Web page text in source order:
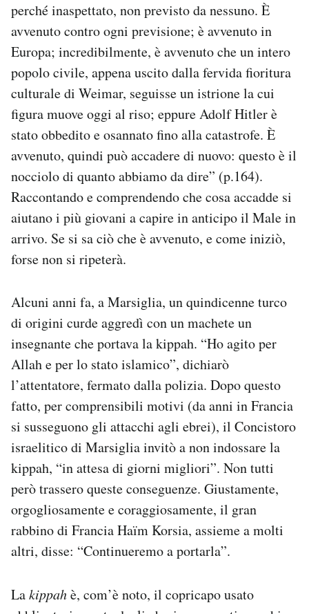
perché inaspettato, non previsto da nessuno. È
avvenuto contro ogni previsione; è avvenuto in
Europa; incredibilmente, è avvenuto che un intero
popolo civile, appena uscito dalla fervida fioritura
culturale di Weimar, seguisse un istrione la cui
figura muove oggi al riso; eppure Adolf Hitler è
stato obbedito e osannato fino alla catastrofe. È
avvenuto, quindi può accadere di nuovo: questo è il
nocciolo di quanto abbiamo da dire” (p.164).
Raccontando e comprendendo che cosa accadde si
aiutano i più giovani a capire in anticipo il Male in
arrivo. Se si sa ciò che è avvenuto, e come iniziò,
forse non si ripeterà.
Alcuni anni fa, a Marsiglia, un quindicenne turco
di origini curde aggredì con un machete un
insegnante che portava la kippah. “Ho agito per
Allah e per lo stato islamico”, dichiarò
l’attentatore, fermato dalla polizia. Dopo questo
fatto, per comprensibili motivi (da anni in Francia
si susseguono gli attacchi agli ebrei), il Concistoro
israelitico di Marsiglia invitò a non indossare la
kippah, “in attesa di giorni migliori”. Non tutti
però trassero queste conseguenze. Giustamente,
orgogliosamente e coraggiosamente, il gran
rabbino di Francia Haïm Korsia, assieme a molti
altri, disse: “Continueremo a portarla”.
Lakippahè, com’è noto, il copricapo usato